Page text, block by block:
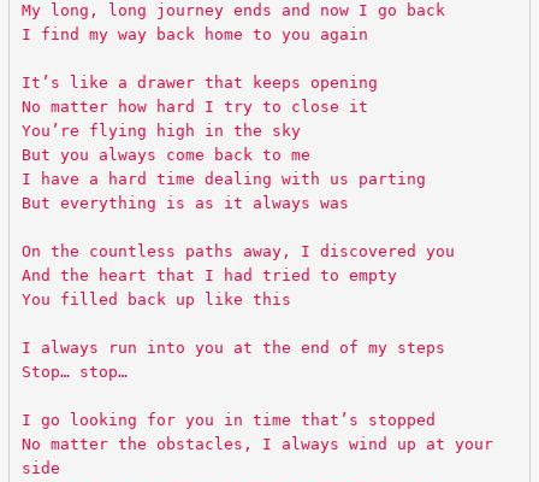
My long, long journey ends and now I go back
I find my way back home to you again
It’s like a drawer that keeps opening
No matter how hard I try to close it
You’re flying high in the sky
But you always come back to me
I have a hard time dealing with us parting
But everything is as it always was
On the countless paths away, I discovered you
And the heart that I had tried to empty
You filled back up like this
I always run into you at the end of my steps
Stop… stop…
I go looking for you in time that’s stopped
No matter the obstacles, I always wind up at your
side